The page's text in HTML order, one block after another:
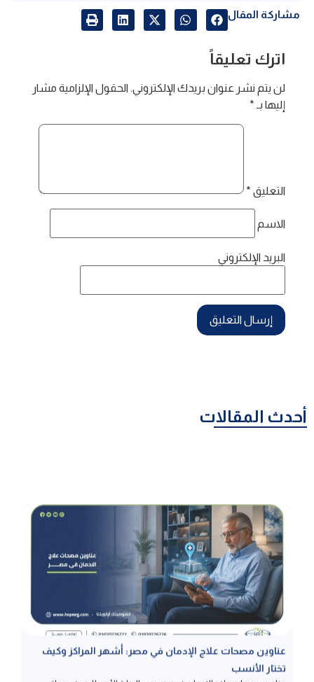
مشاركة المقال
اترك تعليقاً
لن يتم نشر عنوان بريدك الإلكتروني. الحقول الإلزامية مشار
إليها بـ *
التعليق *
الاسم
البريد الإلكتروني
أحدث المقالات
عناوين مصحات علاج الإدمان في مصر: أشهر المراكز وكيف
تختار الأنسب
عناوين مصحات علاج الإدمان في مصر هي البوابة الأهم للبدء في رحلة
التعافي الآمن، وخاصة المصحات المرخصة حيث يضمن ذلك الحصول على
رعاية طبية معتمدة تحمي المريض من مخاطر المراكز العشوائية، لذا نتناول
في هذا المقال معايير التمييز بين المصحات المرخصة وغير المرخصة،